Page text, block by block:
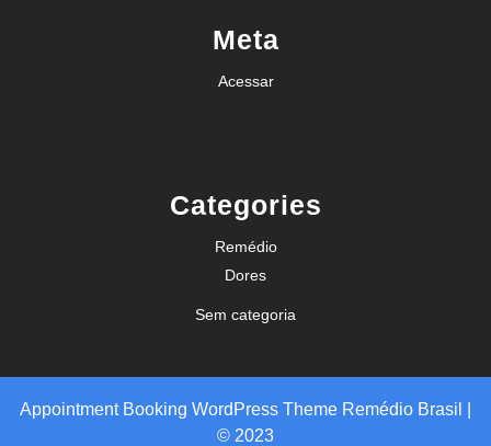
Meta
Acessar
Categories
Remédio
Dores
Sem categoria
Appointment Booking WordPress Theme Remédio Brasil |
© 2023